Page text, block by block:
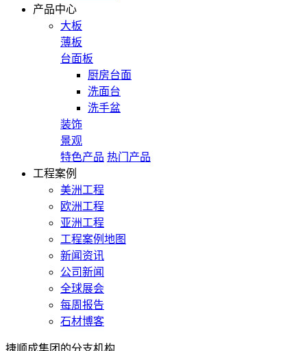
产品中心
大板
薄板
台面板
厨房台面
洗面台
洗手盆
装饰
景观
特色产品 热门产品
工程案例
美洲工程
欧洲工程
亚洲工程
工程案例地图
新闻资讯
公司新闻
全球展会
每周报告
石材博客